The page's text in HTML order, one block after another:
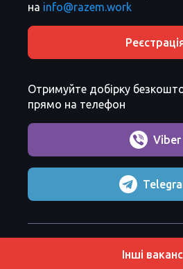
Інші
на info@razem.work
Отримуйте добірку
прямо на телефон
Viber